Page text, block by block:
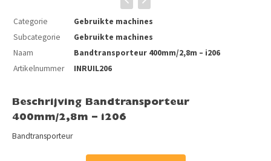
Categorie
Gebruikte machines
Subcategorie
Gebruikte machines
Naam
Bandtransporteur 400mm/2,8m – i206
Artikelnummer
INRUIL206
Beschrijving Bandtransporteur
400mm/2,8m – i206
Bandtransporteur